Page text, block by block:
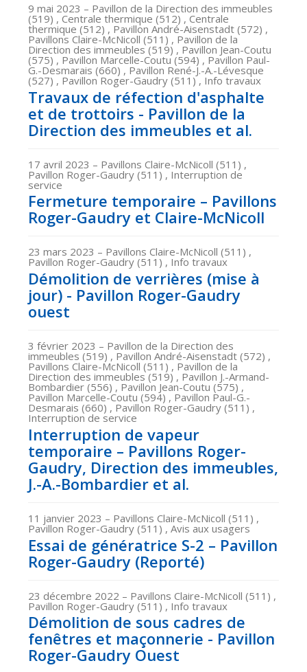
9 mai 2023 – Pavillon de la Direction des immeubles
(519) , Centrale thermique (512) , Centrale
thermique (512) , Pavillon André-Aisenstadt (572) ,
Pavillons Claire-McNicoll (511) , Pavillon de la
Direction des immeubles (519) , Pavillon Jean-Coutu
(575) , Pavillon Marcelle-Coutu (594) , Pavillon Paul-
G.-Desmarais (660) , Pavillon René-J.-A.-Lévesque
(527) , Pavillon Roger-Gaudry (511) , Info travaux
Travaux de réfection d'asphalte
et de trottoirs - Pavillon de la
Direction des immeubles et al.
17 avril 2023 – Pavillons Claire-McNicoll (511) ,
Pavillon Roger-Gaudry (511) , Interruption de
service
Fermeture temporaire – Pavillons
Roger-Gaudry et Claire-McNicoll
23 mars 2023 – Pavillons Claire-McNicoll (511) ,
Pavillon Roger-Gaudry (511) , Info travaux
Démolition de verrières (mise à
jour) - Pavillon Roger-Gaudry
ouest
3 février 2023 – Pavillon de la Direction des
immeubles (519) , Pavillon André-Aisenstadt (572) ,
Pavillons Claire-McNicoll (511) , Pavillon de la
Direction des immeubles (519) , Pavillon J.-Armand-
Bombardier (556) , Pavillon Jean-Coutu (575) ,
Pavillon Marcelle-Coutu (594) , Pavillon Paul-G.-
Desmarais (660) , Pavillon Roger-Gaudry (511) ,
Interruption de service
Interruption de vapeur
temporaire – Pavillons Roger-
Gaudry, Direction des immeubles,
J.-A.-Bombardier et al.
11 janvier 2023 – Pavillons Claire-McNicoll (511) ,
Pavillon Roger-Gaudry (511) , Avis aux usagers
Essai de génératrice S-2 – Pavillon
Roger-Gaudry (Reporté)
23 décembre 2022 – Pavillons Claire-McNicoll (511) ,
Pavillon Roger-Gaudry (511) , Info travaux
Démolition de sous cadres de
fenêtres et maçonnerie - Pavillon
Roger-Gaudry Ouest